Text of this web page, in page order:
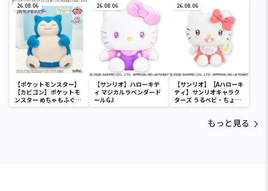
26.08.06
【ポケットモンスター】
【カビゴン】ポケットモ
ンスター めちゃもふぐっ
と ほっこりいやされぬい
26.08.06
【サンリオ】ハローキテ
ィ マジカルラベンダード
ールGJ
26.08.06
【サンリオ】【Aハローキ
ティ】サンリオキャラク
ターズ うるベビ・ちょい
デカドール
もっと見る